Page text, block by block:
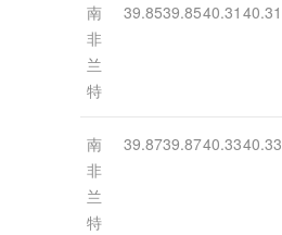
南
非
兰
特
39.8539.8540.31 40.31
南
非
兰
特
39.8739.8740.3340.33